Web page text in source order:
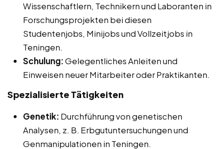
Wissenschaftlern, Technikern und Laboranten in
Forschungsprojekten bei diesen
Studentenjobs, Minijobs und Vollzeitjobs in
Teningen.
Schulung:Gelegentliches Anleiten und
Einweisen neuer Mitarbeiter oder Praktikanten.
Spezialisierte Tätigkeiten
Genetik: Durchführung von genetischen
Analysen, z. B. Erbgutuntersuchungen und
Genmanipulationen in Teningen.